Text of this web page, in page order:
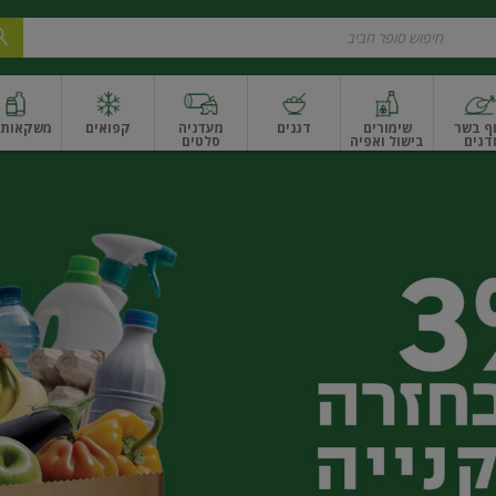
בשר
ודגים
שימורים
בישול ואפיה
דגנים מעדניה
סלטים
ונקניקים
קפואים משקאות
ואגוזיםפירות יבשים ארוזפירות יבשים בתפזורתפיצוחים, אגוזים